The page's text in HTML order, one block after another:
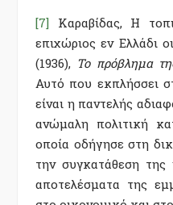
[7] Καραβίδας, Η
επιχώριος εν Ελλάδι
(1936), Το πρόβλημα
Αυτό που εκπλήσσει
είναι η παντελής
ανώμαλη πολιτική
οποία οδήγησε στη
την συγκατάθεση της
αποτελέσματα της